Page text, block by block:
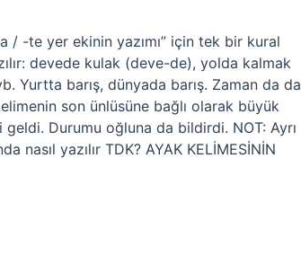
/ -te yer ekinin yazımı” için tek bir kural
devede kulak (deve-de), yolda kalmak
Yurtta barış, dünyada barış. Zaman da da
son ünlüsüne bağlı olarak büyük
Durumu oğluna da bildirdi. NOT: Ayrı
nasıl yazılır TDK? AYAK KELİMESİNİN